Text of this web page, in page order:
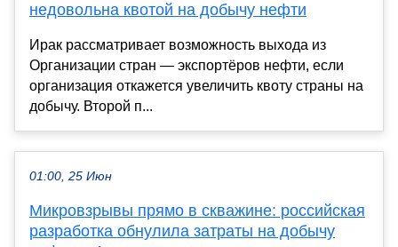
недовольна квотой на добычу нефти
Ирак рассматривает возможность выхода из
Организации стран — экспортёров нефти, если
организация откажется увеличить квоту страны на
добычу. Второй п...
01:00, 25 Июн
Микровзрывы прямо в скважине: российская
разработка обнулила затраты на добычу